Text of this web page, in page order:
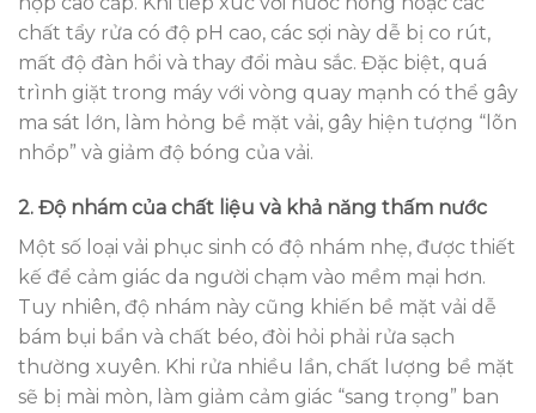
chất tẩy rửa có độ pH cao, các sợi này dễ bị co rút,
mất độ đàn hồi và thay đổi màu sắc. Đặc biệt, quá
trình giặt trong máy với vòng quay mạnh có thể gây
ma sát lớn, làm hỏng bề mặt vải, gây hiện tượng “lõn
nhổp” và giảm độ bóng của vải.
2. Độ nhám của chất liệu và khả năng thấm nước
Một số loại vải phục sinh có độ nhám nhẹ, được thiết
kế để cảm giác da người chạm vào mềm mại hơn.
Tuy nhiên, độ nhám này cũng khiến bề mặt vải dễ
bám bụi bẩn và chất béo, đòi hỏi phải rửa sạch
thường xuyên. Khi rửa nhiều lần, chất lượng bề mặt
sẽ bị mài mòn, làm giảm cảm giác “sang trọng” ban